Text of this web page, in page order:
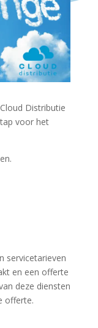
Distributie
voor het
servicetarieven
en een offerte
deze diensten
offerte.